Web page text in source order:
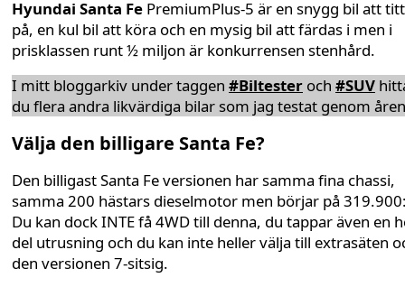
Hyundai Santa Fe PremiumPlus-5 är en snygg bil att
på, en kul bil att köra och en mysig bil att färdas i men i
prisklassen runt ½ miljon är konkurrensen stenhård.
I mitt bloggarkiv under taggen #Biltester och #SUV
du flera andra likvärdiga bilar som jag testat genom
Välja den billigare Santa Fe?
Den billigast Santa Fe versionen har samma fina chassi,
samma 200 hästars dieselmotor men börjar på
Du kan dock INTE få 4WD till denna, du tappar även en
del utrusning och du kan inte heller välja till extrasäten
den versionen 7-sitsig.